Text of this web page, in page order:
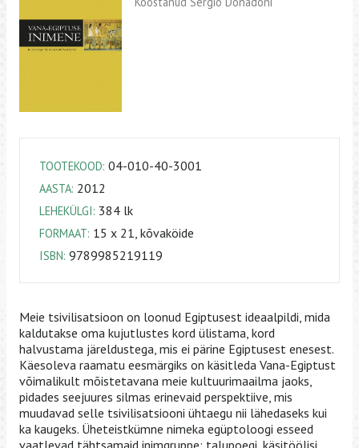
TOOTEKOOD: 04-010-40-3001
AASTA: 2012
LEHEKÜLGI: 384 lk
FORMAAT: 15 x 21, kõvaköide
ISBN: 9789985219119
Meie tsivilisatsioon on loonud Egiptusest ideaalpildi, mida
kaldutakse oma kujutlustes kord ülistama, kord
halvustama järeldustega, mis ei pärine Egiptusest enesest.
Käesoleva raamatu eesmärgiks on käsitleda Vana-Egiptust
võimalikult mõistetavana meie kultuurimaailma jaoks,
pidades seejuures silmas erinevaid perspektiive, mis
muudavad selle tsivilisatsiooni ühtaegu nii lähedaseks kui
ka kaugeks. Üheteistkümne nimeka egüptoloogi esseed